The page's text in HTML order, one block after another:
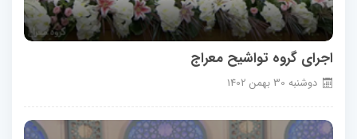
اجرای گروه تواشیح معراج
دوشنبه 30بهمن 1402